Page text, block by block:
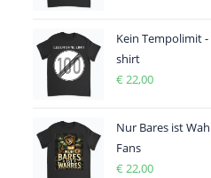
Kein Tempolimit
shirt
€ 22,00
Nur Bares ist
Fans
€ 22,00